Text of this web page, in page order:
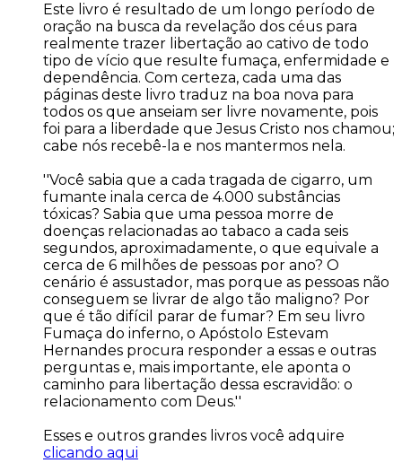
Este livro é resultado de um longo período de
oração na busca da revelação dos céus para
realmente trazer libertação ao cativo de todo
tipo de vício que resulte fumaça, enfermidade e
dependência. Com certeza, cada uma das
páginas deste livro traduz na boa nova para
todos os que anseiam ser livre novamente, pois
foi para a liberdade que Jesus Cristo nos chamou;
cabe nós recebê-la e nos mantermos nela.
''Você sabia que a cada tragada de cigarro, um
fumante inala cerca de 4.000 substâncias
tóxicas? Sabia que uma pessoa morre de
doenças relacionadas ao tabaco a cada seis
segundos, aproximadamente, o que equivale a
cerca de 6 milhões de pessoas por ano? O
cenário é assustador, mas porque as pessoas não
conseguem se livrar de algo tão maligno? Por
que é tão difícil parar de fumar? Em seu livro
Fumaça do inferno, o Apóstolo Estevam
Hernandes procura responder a essas e outras
perguntas e, mais importante, ele aponta o
caminho para libertação dessa escravidão: o
relacionamento com Deus.''
Esses e outros grandes livros você adquire
clicando aqui